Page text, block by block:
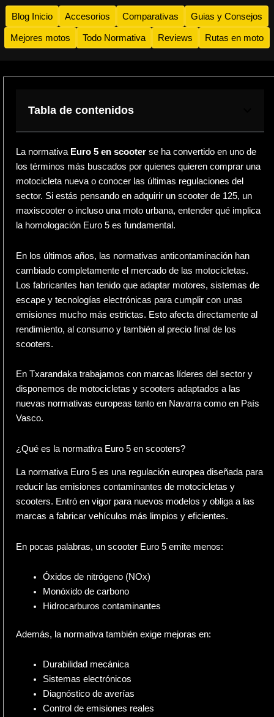
Blog Inicio Accesorios Comparativas Guias y Consejos
Mejores motos Todo Normativa Reviews Rutas en moto
Tabla de contenidos
La normativa Euro 5 en scooter se ha convertido en uno de
los términos más buscados por quienes quieren comprar una
motocicleta nueva o conocer las últimas regulaciones del
sector. Si estás pensando en adquirir un scooter de 125, un
maxiscooter o incluso una moto urbana, entender qué implica
la homologación Euro 5 es fundamental.
En los últimos años, las normativas anticontaminación han
cambiado completamente el mercado de las motocicletas.
Los fabricantes han tenido que adaptar motores, sistemas de
escape y tecnologías electrónicas para cumplir con unas
emisiones mucho más estrictas. Esto afecta directamente al
rendimiento, al consumo y también al precio final de los
scooters.
En Txarandaka trabajamos con marcas líderes del sector y
disponemos de motocicletas y scooters adaptados a las
nuevas normativas europeas tanto en Navarra como en País
Vasco.
¿Qué es la normativa Euro 5 en scooters?
La normativa Euro 5 es una regulación europea diseñada para
reducir las emisiones contaminantes de motocicletas y
scooters. Entró en vigor para nuevos modelos y obliga a las
marcas a fabricar vehículos más limpios y eficientes.
En pocas palabras, un scooter Euro 5 emite menos:
Óxidos de nitrógeno (NOx)
Monóxido de carbono
Hidrocarburos contaminantes
Además, la normativa también exige mejoras en:
Durabilidad mecánica
Sistemas electrónicos
Diagnóstico de averías
Control de emisiones reales